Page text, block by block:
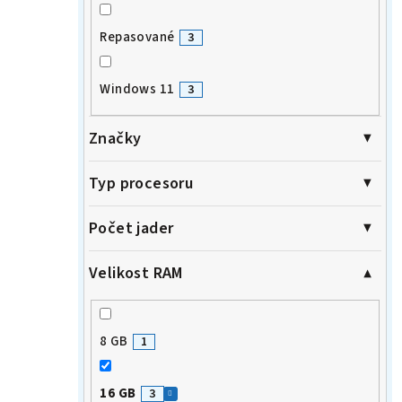
Repasované 3
Windows 11 3
Značky
Typ procesoru
Počet jader
Velikost RAM
8 GB 1
16 GB 3